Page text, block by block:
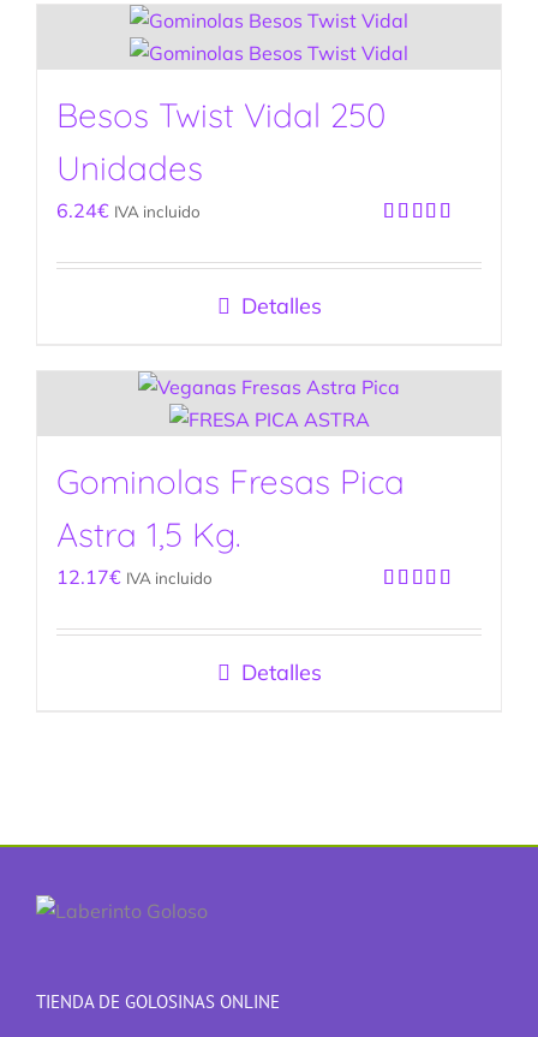
Besos Twist Vidal 250
Unidades
con5.00de
6.24€ IVA incluido
Detalles
Gominolas Fresas Pica
Astra 1,5 Kg.
con5.00de
12.17€ IVA incluido
Detalles
TIENDA DE GOLOSINAS ONLINE